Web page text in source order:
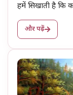
हमें सिखाती है कि
और पढ़ें